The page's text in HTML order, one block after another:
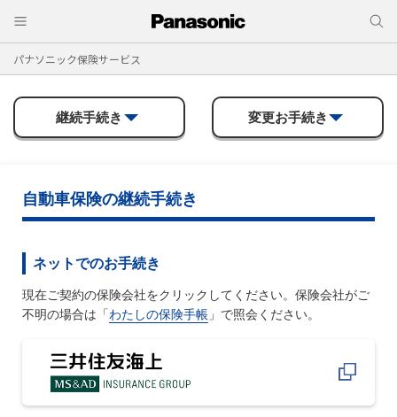
パナソニック保険サービス
継続手続き 変更お手続き
自動車保険の継続手続き
ネットでのお手続き
現在ご契約の保険会社をクリックしてください。保険会社がご
不明の場合は「わたしの保険手帳 」で照会ください。